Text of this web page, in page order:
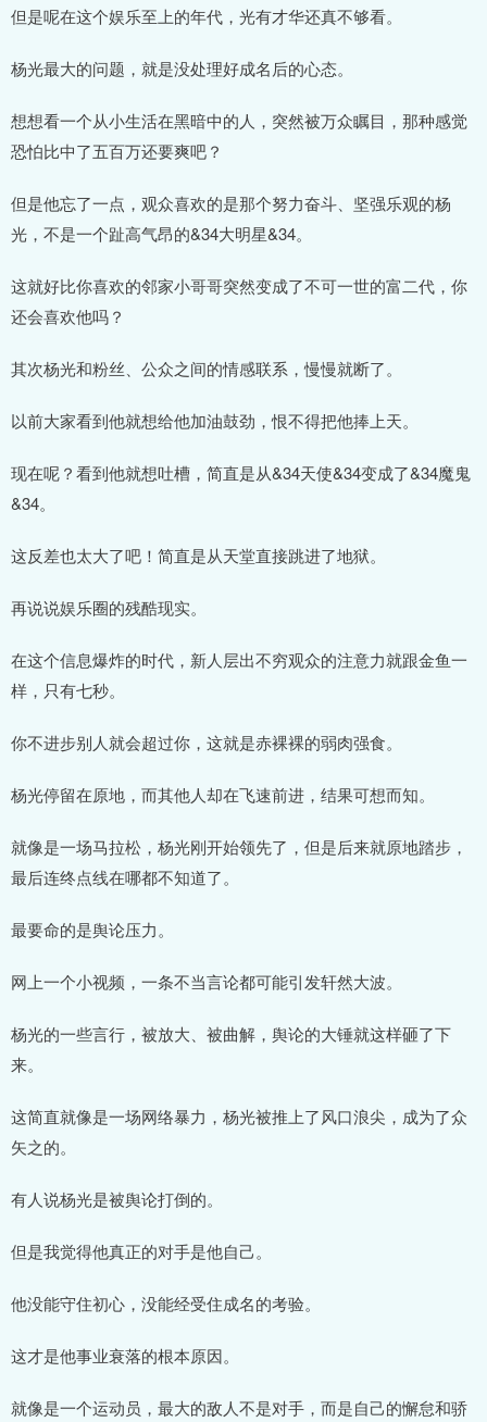
但是呢在这个娱乐至上的年代，光有才华还真不够看。
杨光最大的问题，就是没处理好成名后的心态。
想想看一个从小生活在黑暗中的人，突然被万众瞩目，那种感觉
恐怕比中了五百万还要爽吧？
但是他忘了一点，观众喜欢的是那个努力奋斗、坚强乐观的杨
光，不是一个趾高气昂的&34大明星&34。
这就好比你喜欢的邻家小哥哥突然变成了不可一世的富二代，你
还会喜欢他吗？
其次杨光和粉丝、公众之间的情感联系，慢慢就断了。
以前大家看到他就想给他加油鼓劲，恨不得把他捧上天。
现在呢？看到他就想吐槽，简直是从&34天使&34变成了&34魔鬼
&34。
这反差也太大了吧！简直是从天堂直接跳进了地狱。
再说说娱乐圈的残酷现实。
在这个信息爆炸的时代，新人层出不穷观众的注意力就跟金鱼一
样，只有七秒。
你不进步别人就会超过你，这就是赤裸裸的弱肉强食。
杨光停留在原地，而其他人却在飞速前进，结果可想而知。
就像是一场马拉松，杨光刚开始领先了，但是后来就原地踏步，
最后连终点线在哪都不知道了。
最要命的是舆论压力。
网上一个小视频，一条不当言论都可能引发轩然大波。
杨光的一些言行，被放大、被曲解，舆论的大锤就这样砸了下
来。
这简直就像是一场网络暴力，杨光被推上了风口浪尖，成为了众
矢之的。
有人说杨光是被舆论打倒的。
但是我觉得他真正的对手是他自己。
他没能守住初心，没能经受住成名的考验。
这才是他事业衰落的根本原因。
就像是一个运动员，最大的敌人不是对手，而是自己的懈怠和骄